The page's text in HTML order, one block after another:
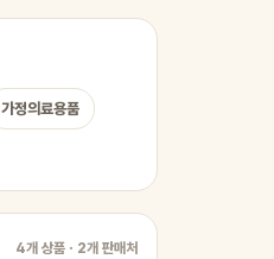
가정의료용품
4개 상품 · 2개 판매처